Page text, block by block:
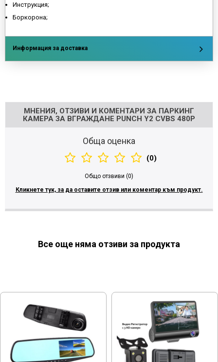
Инструкция;
Боркорона;
Информация за доставка
МНЕНИЯ, ОТЗИВИ И КОМЕНТАРИ ЗА ПАРКИНГ
КАМЕРА ЗА ВГРАЖДАНЕ PUNCH Y2 CVBS 480P
Обща оценка
(0)
Общо отзвиви (0)
Кликнете тук, за да оставите отзив или коментар към продукт.
Все още няма отзиви за продукта